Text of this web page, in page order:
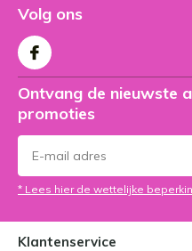
Volg ons
Ontvang de nieuwste
promoties
* Lees hier de wettelijke
Klantenservice